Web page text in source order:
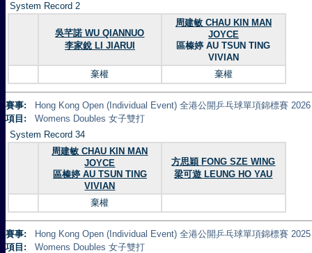
System Record 2
吳芊諾 WU QIANNUO
李家銳 LI JIARUI
周建敏 CHAU KIN MAN
JOYCE
區榛婷 AU TSUN TING
VIVIAN
棄權
棄權
賽事:
Hong Kong Open (Individual Event) 全港公開乒乓球單項錦標賽 2026
項目:
Womens Doubles 女子雙打
System Record 34
周建敏 CHAU KIN MAN
JOYCE
區榛婷 AU TSUN TING
VIVIAN
方思穎 FONG SZE WING
梁可遊 LEUNG HO YAU
棄權
賽事:
Hong Kong Open (Individual Event) 全港公開乒乓球單項錦標賽 2025
項目:
Womens Doubles 女子雙打